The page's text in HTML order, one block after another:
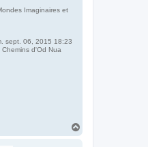
Imaginaires et
sept. 06, 2015 18:23
Chemins d'Od Nua